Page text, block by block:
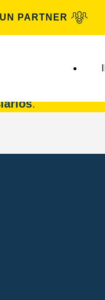
PARTNER
.